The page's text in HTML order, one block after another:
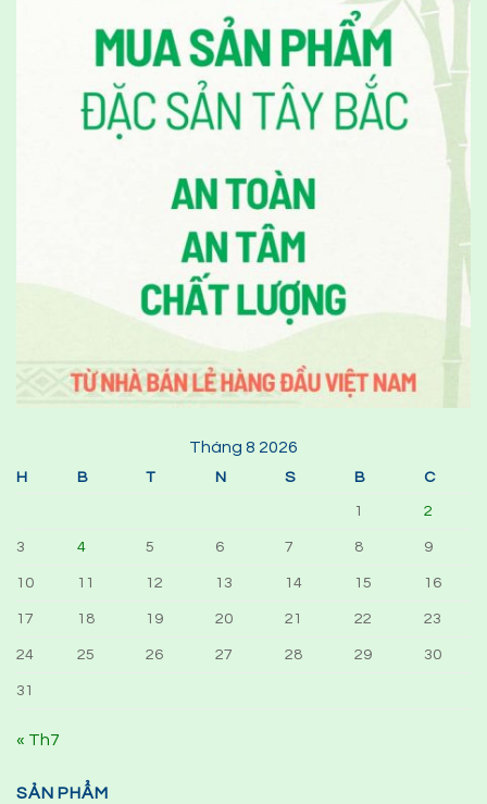
Tháng 8 2026
H B T N S B C
1 2
3 4 5 6 7 8 9
10 11 12 13 14 15 16
17 18 19 20 21 22 23
24 25 26 27 28 29 30
31
« Th7
SẢN PHẨM